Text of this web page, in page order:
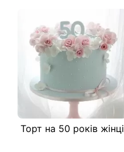
Торт на 50 років жінці